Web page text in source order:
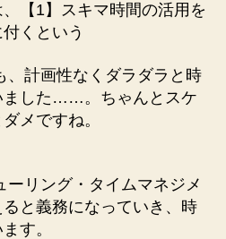
【1】スキマ時間の活用を
くという
、計画性なくダラダラと時
ました……。ちゃんとスケ
メですね。
ーリング・タイムマネジメ
と義務になっていき、時
す。